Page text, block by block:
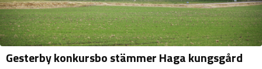
Gesterby konkursbo stämmer Haga kungsgård